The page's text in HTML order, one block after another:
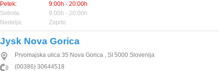
Petek:
9:00h - 20:00h
Sobota:
9:00h - 20:00h
Nedelja:
Zaprto
Jysk Nova Gorica
Prvomajska ulica 35 Nova Gorica , SI 5000 Slovenija
(00386) 30644518